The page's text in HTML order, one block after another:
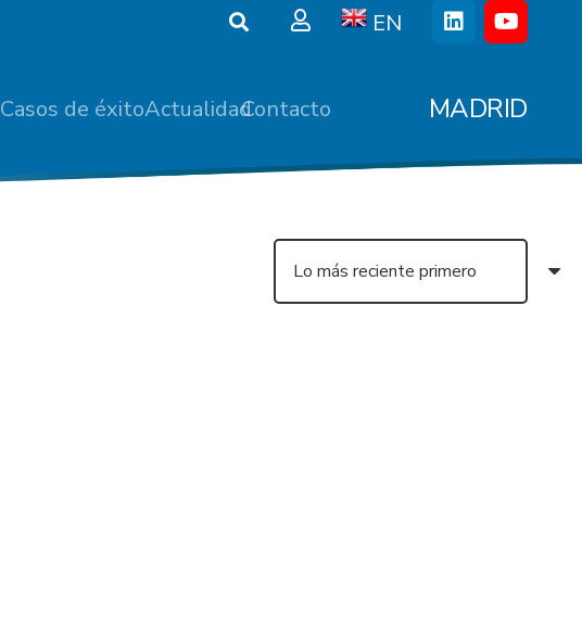
EN
Casos de éxitoActualidadContacto MADRID